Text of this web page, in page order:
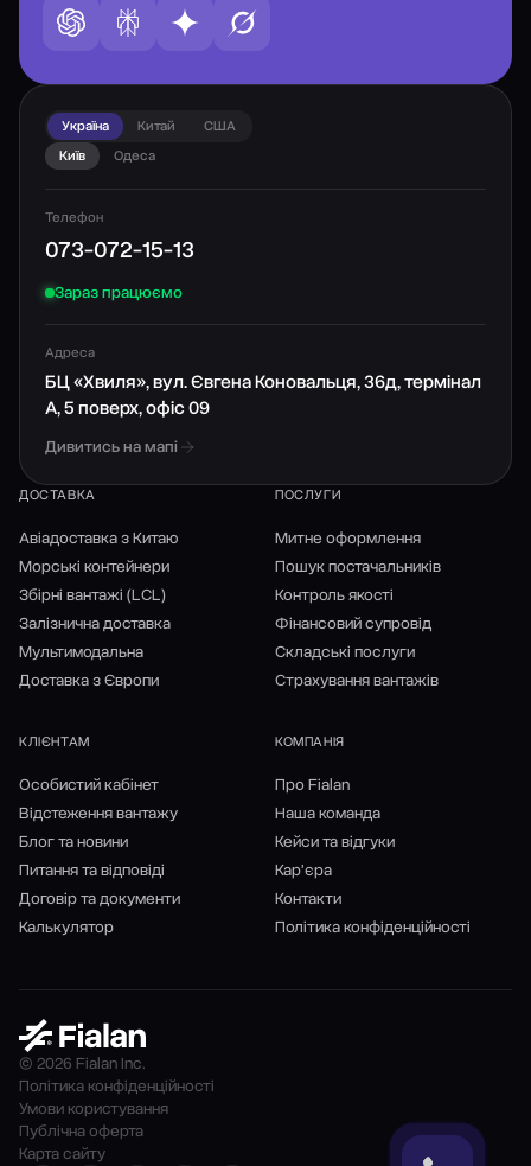
Україна Китай
США
Київ
Одеса
Телефон
073-072-15-13
Зараз працюємо
Адреса
БЦ «Хвиля», вул. Євгена Коновальця, 36д, термінал
А, 5 поверх, офіс 09
Дивитись на мапі
ДОСТАВКА
Авіадоставка з Китаю
Морські контейнери
Збірні вантажі (LCL)
Залізнична доставка
Мультимодальна
Доставка з Європи
ПОСЛУГИ
Митне оформлення
Пошук постачальників
Контроль якості
Фінансовий супровід
Складські послуги
Страхування вантажів
КЛІЄНТАМ
Особистий кабінет
Відстеження вантажу
Блог та новини
Питання та відповіді
Договір та документи
Калькулятор
КОМПАНІЯ
Про Fialan
Наша команда
Кейси та відгуки
Кар'єра
Контакти
Політика конфіденційності
© 2026 Fialan Inc.
Політика конфіденційності
Умови користування
Публічна оферта
Карта сайту